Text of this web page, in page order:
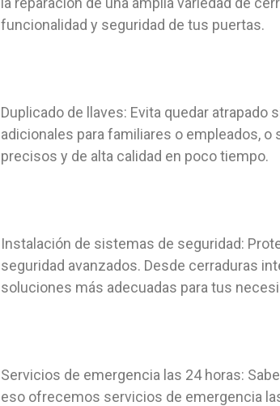
funcionalidad y seguridad de tus puertas.
Duplicado de llaves: Evita quedar
adicionales para familiares o empleados,
precisos y de alta calidad en poco tiempo.
Instalación de sistemas de seguridad:
seguridad avanzados. Desde cerraduras
soluciones más adecuadas para tus
Servicios de emergencia las 24 horas:
eso ofrecemos servicios de emergencia